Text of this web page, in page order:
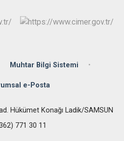
Muhtar Bilgi Sistemi
e-Posta
Hükümet Konağı Ladik/SAMSUN
771 30 11